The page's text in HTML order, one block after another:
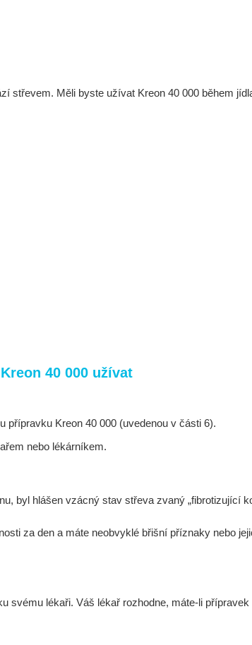
střevem. Měli byste užívat Kreon 40 000 během
40 000 užívat
přípravku Kreon 40 000 (uvedenou v části 6).
nebo lékárníkem.
byl hlášen vzácný stav střeva zvaný „fibrotizující
za den a máte neobvyklé břišní příznaky nebo
svému lékaři. Váš lékař rozhodne, máte-li